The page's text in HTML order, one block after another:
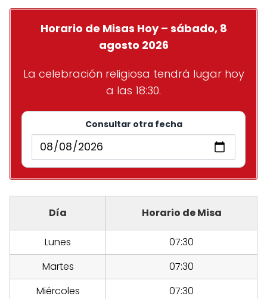
Horario de Misas Hoy – sábado, 8
agosto 2026
La celebración religiosa tendrá lugar hoy
a las 18:30.
Consultar otra fecha
Día Horario de Misa
Lunes
07:30
Martes
07:30
Miércoles
07:30